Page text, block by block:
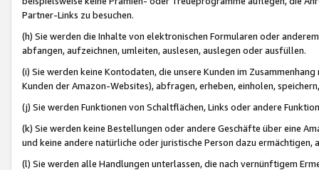
Partner-Links zu besuchen.
(h) Sie werden die Inhalte von elektronischen Formularen oder
abfangen, aufzeichnen, umleiten, auslesen, auslegen oder ausfüllen.
(i) Sie werden keine Kontodaten, die unsere Kunden im
Kunden der Amazon-Websites), abfragen, erheben, einholen,
(j) Sie werden Funktionen von Schaltflächen, Links oder andere
(k) Sie werden keine Bestellungen oder andere Geschäfte über eine
und keine andere natürliche oder juristische Person dazu
(l) Sie werden alle Handlungen unterlassen, die nach vernünftigem